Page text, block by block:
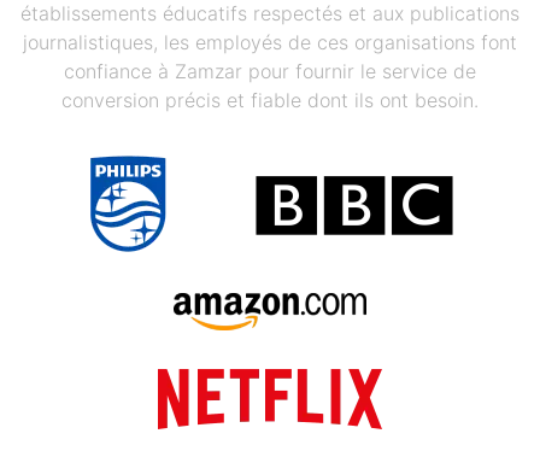
établissements éducatifs respectés et aux publications
journalistiques, les employés de ces organisations font
confiance à Zamzar pour fournir le service de
conversion précis et fiable dont ils ont besoin.